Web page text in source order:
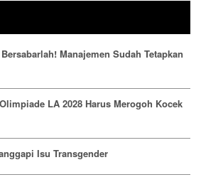
Manajemen Sudah Tetapkan
LA 2028 Harus Merogoh Kocek
Isu Transgender